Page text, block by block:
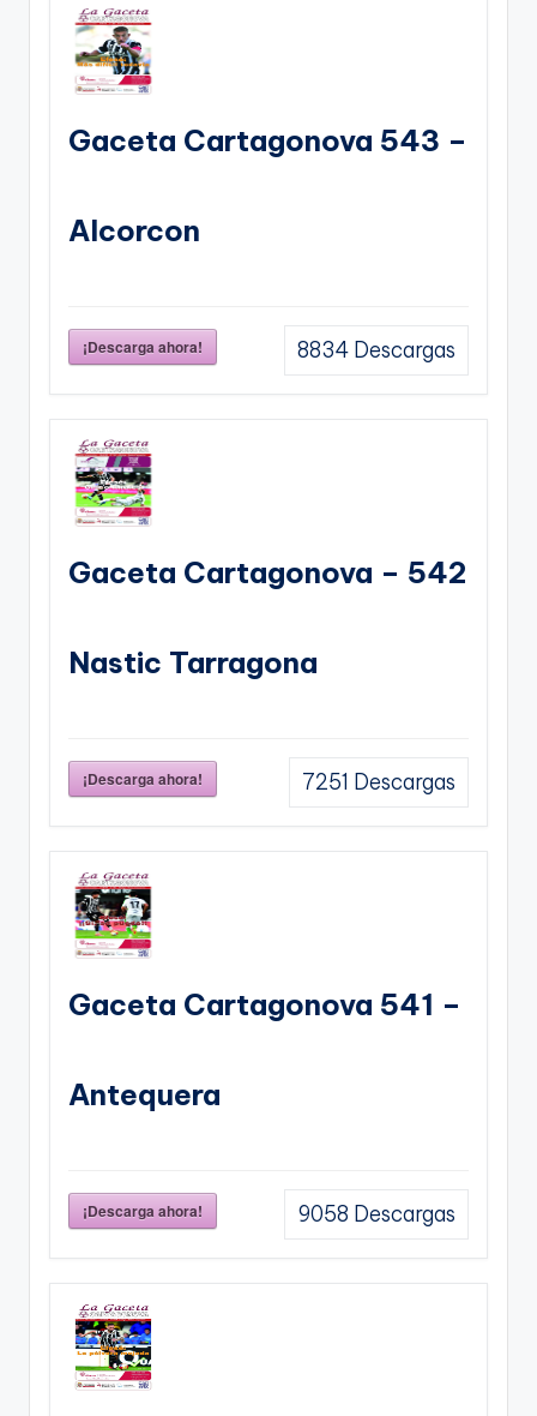
Gaceta Cartagonova 543 –
Alcorcon
¡Descarga ahora! 8834 Descargas
Gaceta Cartagonova – 542
Nastic Tarragona
¡Descarga ahora! 7251 Descargas
Gaceta Cartagonova 541 –
Antequera
¡Descarga ahora! 9058 Descargas